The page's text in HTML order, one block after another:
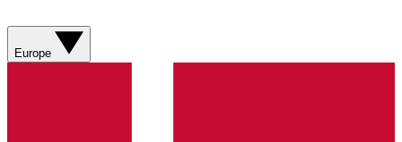
Europe